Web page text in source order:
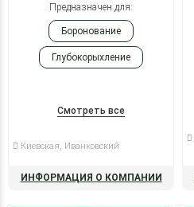
Предназначен для:
Боронование
Глубокорыхление
Посев
Смотреть все
Киевская, Иванковский
ИНФОРМАЦИЯ О КОМПАНИИ